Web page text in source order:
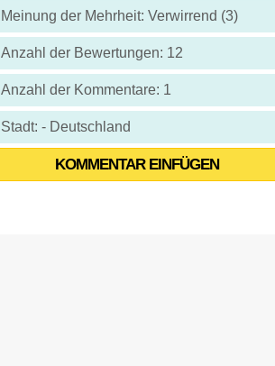
Meinung der Mehrheit: Verwirrend (3)
Anzahl der Bewertungen: 12
Anzahl der Kommentare: 1
Stadt: - Deutschland
KOMMENTAR EINFÜGEN